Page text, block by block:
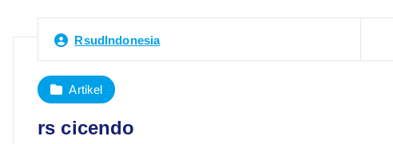
RsudIndonesia
Artikel
rs cicendo